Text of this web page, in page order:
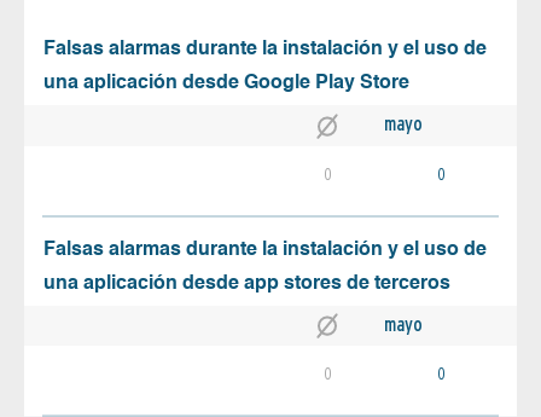
Falsas alarmas durante la instalación y el uso de
una aplicación desde Google Play Store
mayo
0 0
Falsas alarmas durante la instalación y el uso de
una aplicación desde app stores de terceros
mayo
0 0